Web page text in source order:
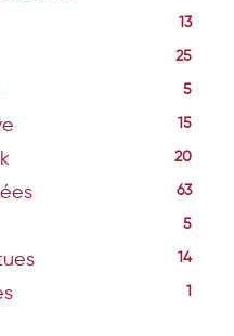
13
25
5
15
20
63
5
14